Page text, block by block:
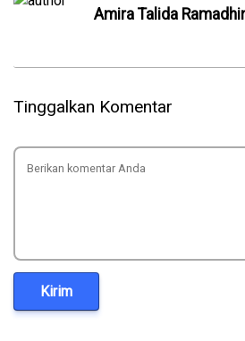
Amira Talida
Tinggalkan Komentar
Kirim